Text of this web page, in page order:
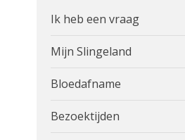
Ik heb een vraag
Mijn Slingeland
Bloedafname
Bezoektijden